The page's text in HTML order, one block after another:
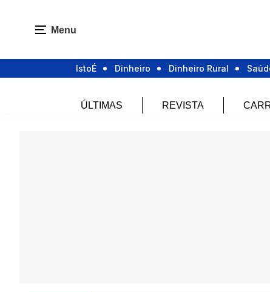
Menu
IstoÉ Dinheiro Dinheiro Rural
ÚLTIMAS REVISTA